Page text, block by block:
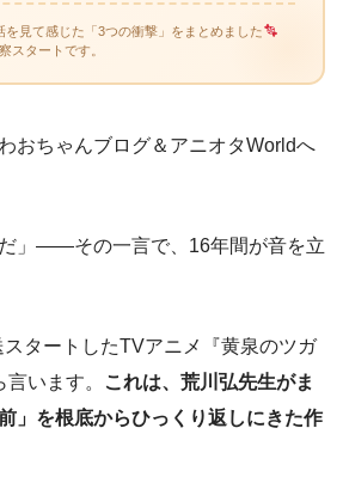
を見て感じた「3つの衝撃」をまとめました
スタートです。
おちゃんブログ＆アニオタWorldへ
だ」――その一言で、16年間が音を立
タートしたTVアニメ『黄泉のツガ
います。
これは、荒川弘先生がま
」を根底からひっくり返しにきた作